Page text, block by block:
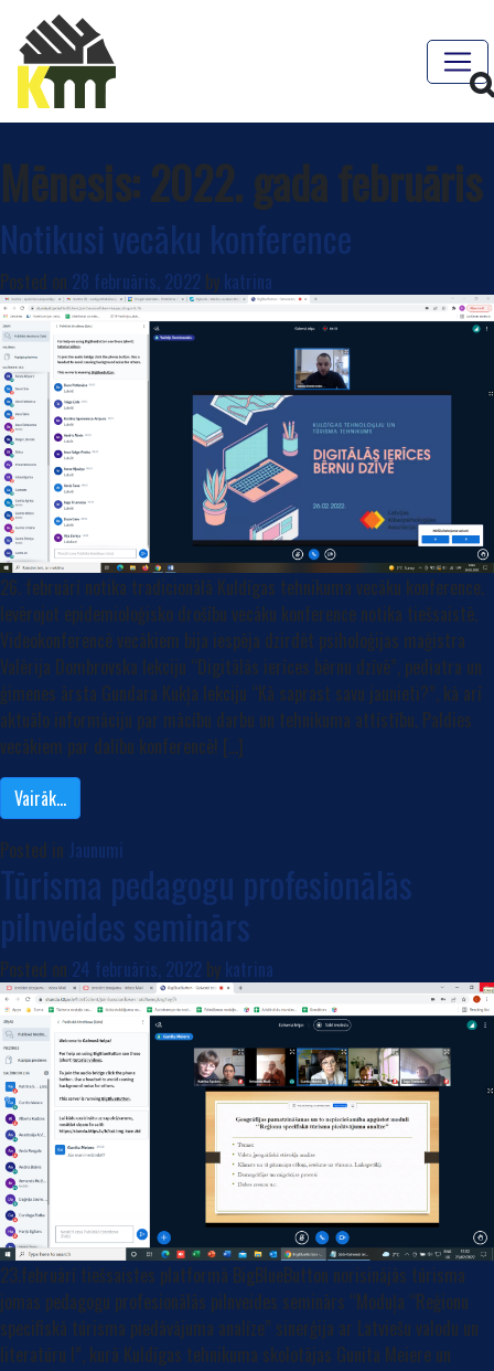
Mēnesis:2022. gada februāris
Notikusi vecāku konference
Posted on 28 februāris, 2022 by katrina
26. februārī notika tradicionālā Kuldīgas tehnikuma vecāku konference.
Ievērojot epidemioloģisko drošību vecāku konference notika tiešsaistē.
Videokonferencē vecākiem bija iespēja dzirdēt psiholoģijas maģistra
Valērija Dombrovska lekciju “Digitālās ierīces bērnu dzīvē”, pediatra un
ģimenes ārsta Gundara Kukļa lekciju “Kā saprast savu jaunieti?”, kā arī
aktuālo informāciju par mācību darbu un tehnikuma attīstību. Paldies
vecākiem par dalību konferencē! […]
Vairāk…
Posted in Jaunumi
Tūrisma pedagogu profesionālās
pilnveides seminārs
Posted on 24 februāris, 2022 by katrina
23.februārī tiešsaistes platformā BigBlueButton norisinājās tūrisma
jomas pedagogu profesionālās pilnveides seminārs “Moduļa “Reģionu
specifiskā tūrisma piedāvājuma analīze” sinerģija ar Latviešu valodu un
literatūru I”, kurā Kuldīgas tehnikuma skolotājas Gunita Meiere un